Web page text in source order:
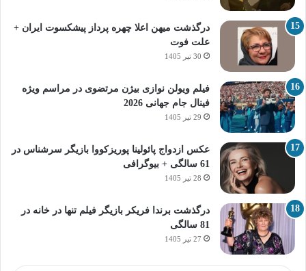
درگذشت میهن اعلا چهره پرداز پیشکسوت ایران +
علت فوت
30 تیر 1405
فیلم ویولن نوازی بیژن مرتضوی در مراسم ویژه
فینال جام جهانی 2026
29 تیر 1405
عکس ازدواج پائولینا پوریزکووا بازیگر سرشناس در
61 سالگی + بیوگرافی
28 تیر 1405
درگذشت برندا فریکر بازیگر فیلم تنها در خانه در
81 سالگی
27 تیر 1405